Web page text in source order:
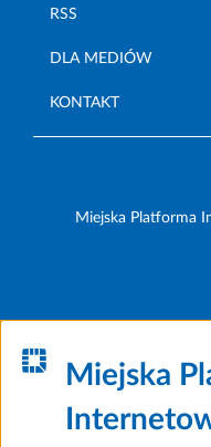
RSS
DLA MEDIÓW
KONTAKT
Miejska Platforma
Miejska